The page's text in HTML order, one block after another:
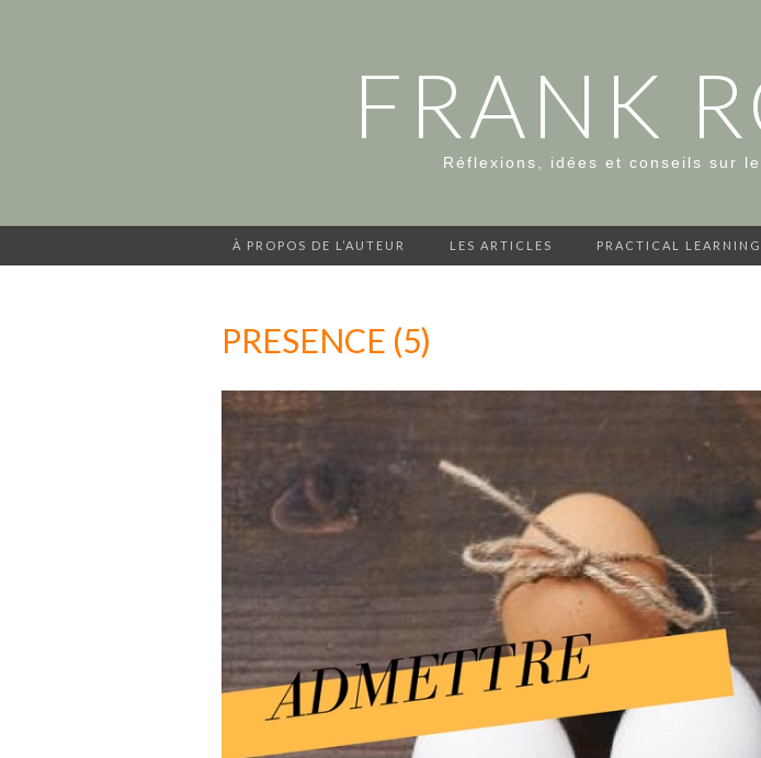
FRANK
Réflexions, idées et conseils sur
À PROPOS DE L’AUTEUR LES ARTICLES PRACTICAL LEARNING
PRESENCE (5)